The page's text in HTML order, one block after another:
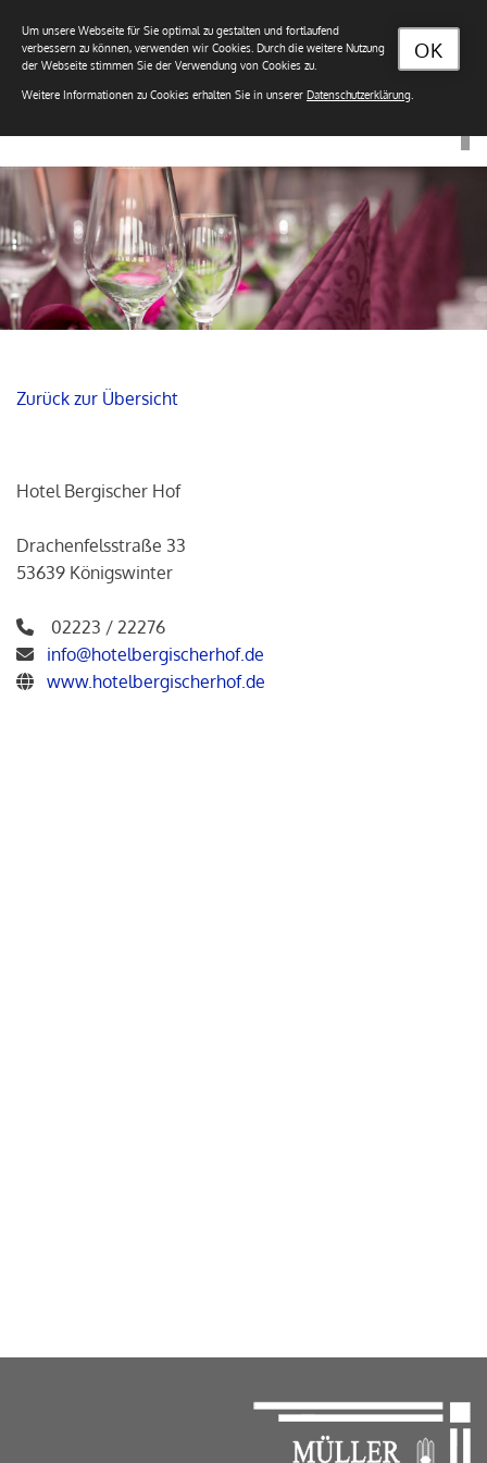
Zurück zur Übersicht
Hotel Bergischer Hof
Drachenfelsstraße 33
53639 Königswinter
02223 / 22276
info@hotelbergischerhof.de
www.hotelbergischerhof.de
OK
Um unsere Webseite für Sie optimal zu gestalten und fortlaufend
verbessern zu können, verwenden wir Cookies. Durch die weitere Nutzung
der Webseite stimmen Sie der Verwendung von Cookies zu.
Weitere Informationen zu Cookies erhalten Sie in unserer Datenschutzerklärung